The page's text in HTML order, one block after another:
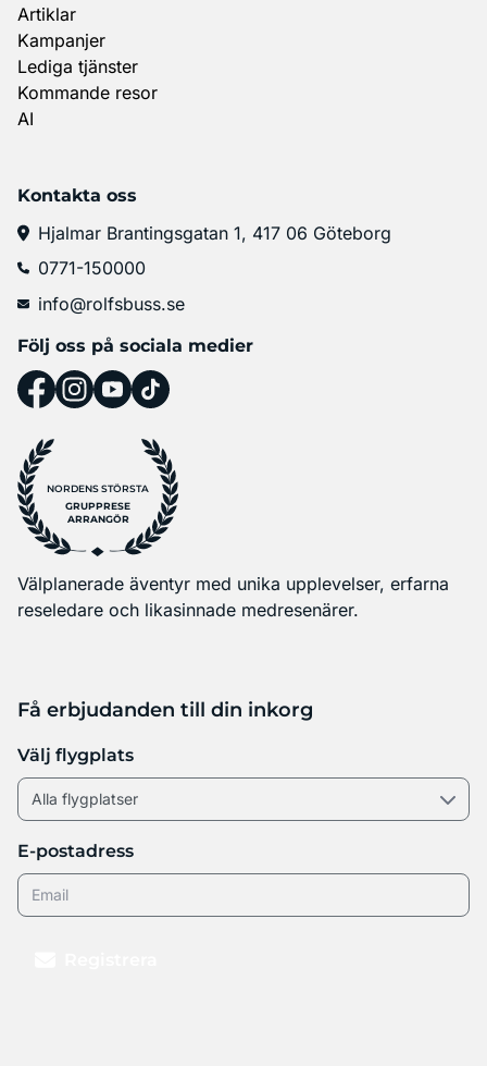
Artiklar
Kampanjer
Lediga tjänster
Kommande resor
AI
Kontakta oss
Hjalmar Brantingsgatan 1, 417 06 Göteborg
0771-150000
info@rolfsbuss.se
Följ oss på sociala medier
NORDENS STÖRSTA
GRUPPRESE
ARRANGÖR
Välplanerade äventyr med unika upplevelser, erfarna
reseledare och likasinnade medresenärer.
Få erbjudanden till din inkorg
Välj flygplats
E-postadress